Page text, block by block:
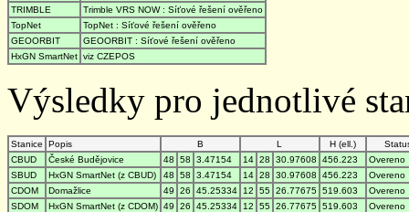
TRIMBLE
Trimble VRS NOW : Síťové řešení ověřeno
TopNet
TopNet : Síťové řešení ověřeno
GEOORBIT
GEOORBIT : Síťové řešení ověřeno
HxGN SmartNet viz CZEPOS
Výsledky pro jednotlivé
Stanice Popis B L H (ell.)
CBUD
České Budějovice 48 58 3.47154 14 28 30.97608 456.223
Overeno
SBUD
HxGN SmartNet (z CBUD) 48 58 3.47154 14 28 30.97608 456.223
Overeno
CDOM
Domažlice 49 26 45.25334 12 55 26.77675 519.603
Overeno
SDOM
HxGN SmartNet (z CDOM) 49 26 45.25334 12 55 26.77675 519.603
Overeno